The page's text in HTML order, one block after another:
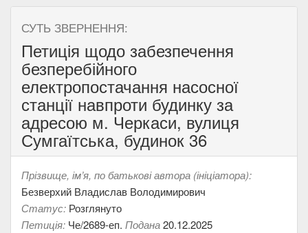
СУТЬ ЗВЕРНЕННЯ:
Петиція щодо забезпечення
безперебійного
електропостачання насосної
станції навпроти будинку за
адресою м. Черкаси, вулиця
Сумгаїтська, будинок 36
Прізвище, ім’я, по батькові автора (ініціатора):
Безверхий Владислав Володимирович
Статус: Розглянуто
Петиція: Че/2689-еп. Подана20.12.2025